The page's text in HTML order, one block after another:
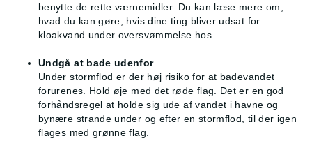
benytte de rette værnemidler. Du kan læse mere om,
hvad du kan gøre, hvis dine ting bliver udsat for
kloakvand under oversvømmelse hos
Undgå at bade udenfor
Under stormflod er der høj risiko for at badevandet
forurenes. Hold øje med det røde flag. Det er en god
forhåndsregel at holde sig ude af vandet i havne og
bynære strande under og efter en stormflod, til der igen
flages med grønne flag.